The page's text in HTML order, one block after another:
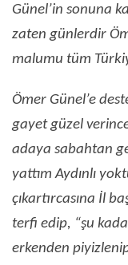
Günel’in sonuna
zaten günlerdir
malumu tüm
Ömer Günel’e
gayet güzel
adaya sabahtan
yattım Aydınlı
çıkartırcasına İl
terfi edip, “şu
erkenden